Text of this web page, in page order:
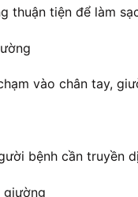
thuận tiện để làm
vào chân tay,
bệnh cần truyền
giường